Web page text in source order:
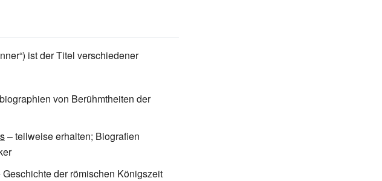
ist der Titel verschiedener
von Berühmtheiten der
– teilweise erhalten; Biografien
der römischen Königszeit